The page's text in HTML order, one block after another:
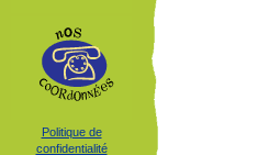
Politique de
confidentialité